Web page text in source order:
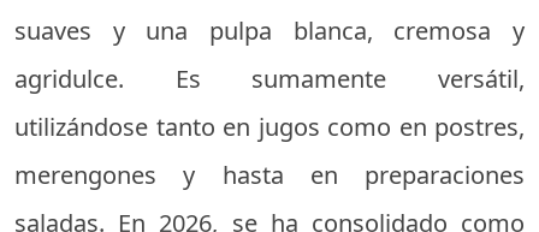
suaves y una pulpa blanca, cremosa y
agridulce. Es sumamente versátil,
utilizándose tanto en jugos como en postres,
merengones y hasta en preparaciones
saladas. En 2026, se ha consolidado como